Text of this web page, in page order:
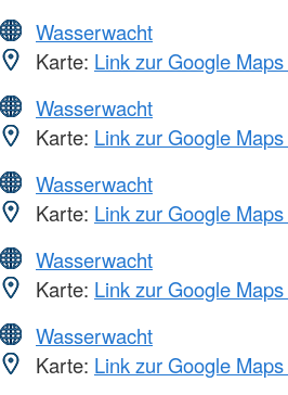
Wasserwacht
Karte: Link zur Google
Wasserwacht
Karte: Link zur Google
Wasserwacht
Karte: Link zur Google
Wasserwacht
Karte: Link zur Google
Wasserwacht
Karte: Link zur Google